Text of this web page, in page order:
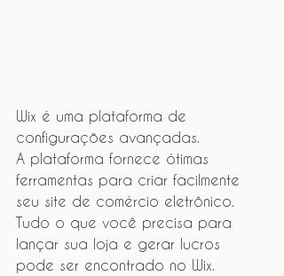
Wix é uma plataforma de
configurações avançadas.
A plataforma fornece ótimas
ferramentas para criar facilmente
seu site de comércio eletrônico.
Tudo o que você precisa para
lançar sua loja e gerar lucros
pode ser encontrado no Wix.